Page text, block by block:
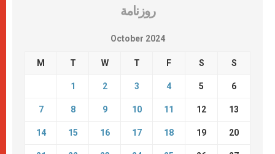
روزنامة
October 2024
M T W T F S S
1 2 3 4 5 6
7 8 9 10 11 12 13
14 15 16 17 18 19 20